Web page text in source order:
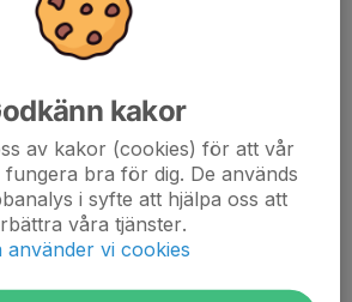
kakor
av kakor (cookies) för att vår
bra för dig. De används
i syfte att hjälpa oss att
våra tjänster.
använder vi cookies